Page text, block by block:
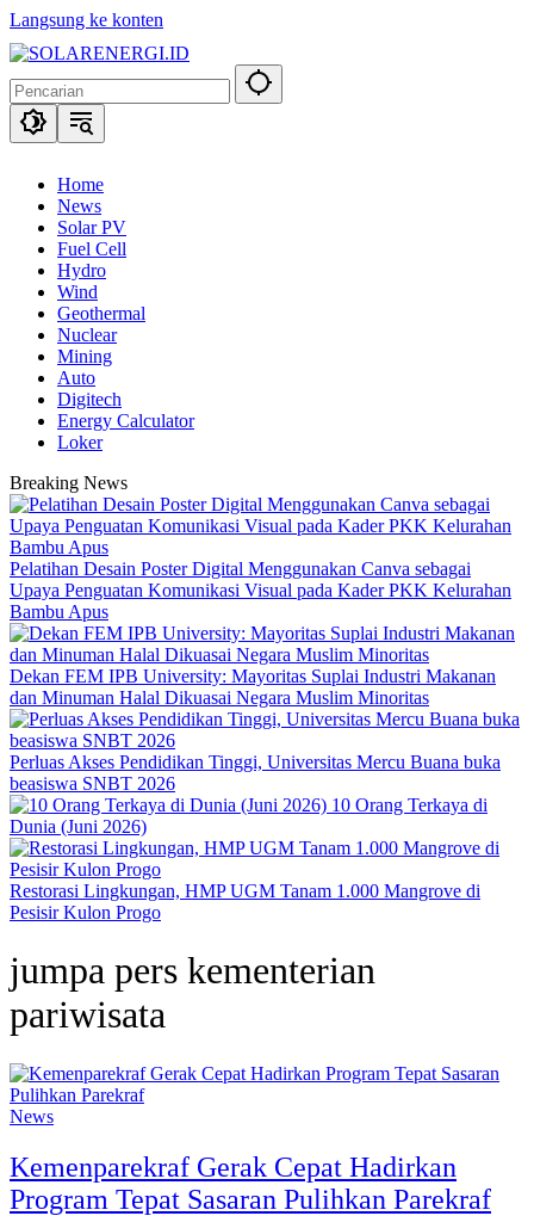
Langsung ke konten
Home
News
Solar PV
Fuel Cell
Hydro
Wind
Geothermal
Nuclear
Mining
Auto
Digitech
Energy Calculator
Loker
Breaking News
Pelatihan Desain Poster Digital Menggunakan Canva sebagai
Upaya Penguatan Komunikasi Visual pada Kader PKK Kelurahan
Bambu Apus
Dekan FEM IPB University: Mayoritas Suplai Industri Makanan
dan Minuman Halal Dikuasai Negara Muslim Minoritas
Perluas Akses Pendidikan Tinggi, Universitas Mercu Buana buka
beasiswa SNBT 2026
10 Orang Terkaya di
Dunia (Juni 2026)
Restorasi Lingkungan, HMP UGM Tanam 1.000 Mangrove di
Pesisir Kulon Progo
jumpa pers kementerian
pariwisata
News
Kemenparekraf Gerak Cepat Hadirkan
Program Tepat Sasaran Pulihkan Parekraf